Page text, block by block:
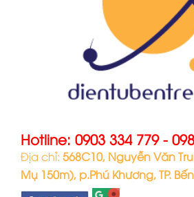
Hotline: 0903 334 779-
Địa chỉ: 568C10, Nguyễn Văn
Mụ 150m), p.Phú Khương, TP.